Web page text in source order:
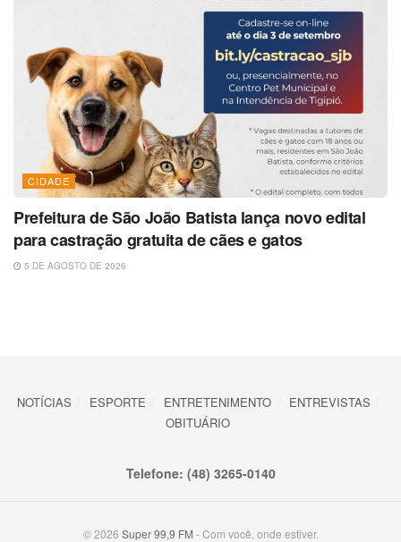
CIDADE
Prefeitura de São João Batista lança novo edital
para castração gratuita de cães e gatos
5 DE AGOSTO DE 2026
NOTÍCIAS ESPORTE ENTRETENIMENTO
ENTREVISTAS
OBITUÁRIO
Telefone: (48) 3265-0140
© 2026 Super 99,9 FM - Com você, onde estiver.